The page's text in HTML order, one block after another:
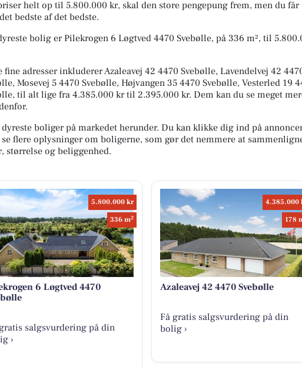
helt op til 5.800.000 kr, skal den store pengepung frem, men du får
bedste af det bedste.
bolig er Pilekrogen 6 Løgtved 4470 Svebølle, på 336 m², til
fine adresser inkluderer Azaleavej 42 4470 Svebølle, Lavendelvej 42
Mosevej 5 4470 Svebølle, Højvangen 35 4470 Svebølle, Vesterled 19
til alt lige fra 4.385.000 kr til 2.395.000 kr. Dem kan du se meget
dyreste boliger på markedet herunder. Du kan klikke dig ind på
flere oplysninger om boligerne, som gør det nemmere at
størrelse og beliggenhed.
5.800.000 kr
336 m2
6 Løgtved 4470
salgsvurdering på din
›
4.385.000
178
Azaleavej 42 4470 Svebølle
Få gratis salgsvurdering på din
bolig ›